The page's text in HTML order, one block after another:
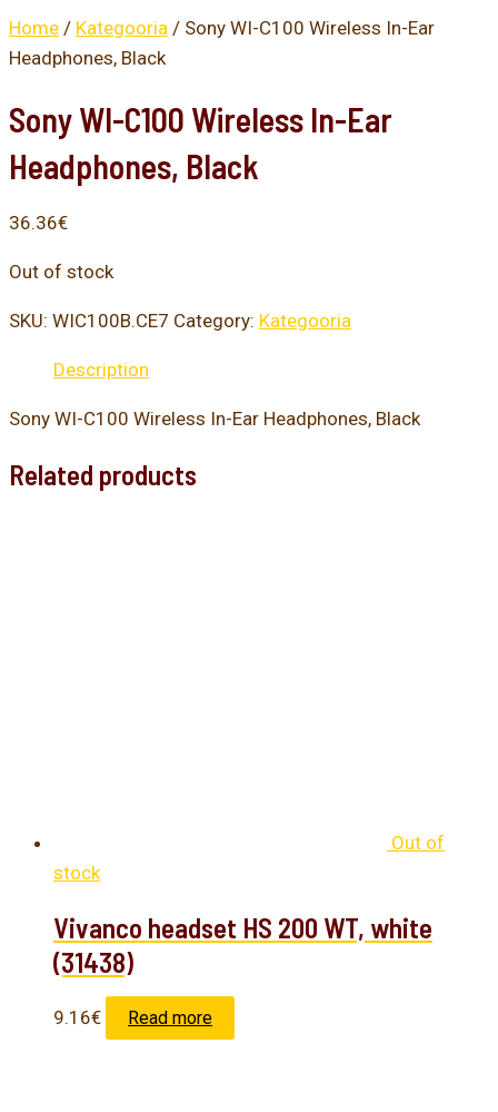
Home / Kategooria / Sony WI-C100 Wireless In-Ear
Headphones, Black
Sony WI-C100 Wireless In-Ear
Headphones, Black
36.36€
Out of stock
SKU: WIC100B.CE7 Category: Kategooria
Description
Sony WI-C100 Wireless In-Ear Headphones, Black
Related products
Out of
stock
Vivanco headset HS 200 WT, white
(31438)
9.16€ Read more